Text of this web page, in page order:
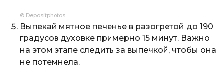
© Depositphotos
Выпекай мятное печенье в разогретой до 190
градусов духовке примерно 15 минут. Важно
на этом этапе следить за выпечкой, чтобы она
не потемнела.